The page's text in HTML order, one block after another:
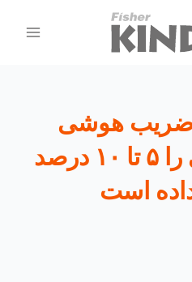
ضریب هوشی
کودکان تهرانی را ۵ تا ۱۰ درصد
است